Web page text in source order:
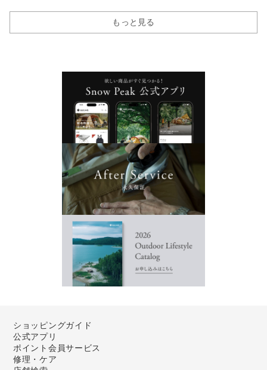
もっと見る
ショッピングガイド
公式アプリ
ポイント会員サービス
修理・ケア